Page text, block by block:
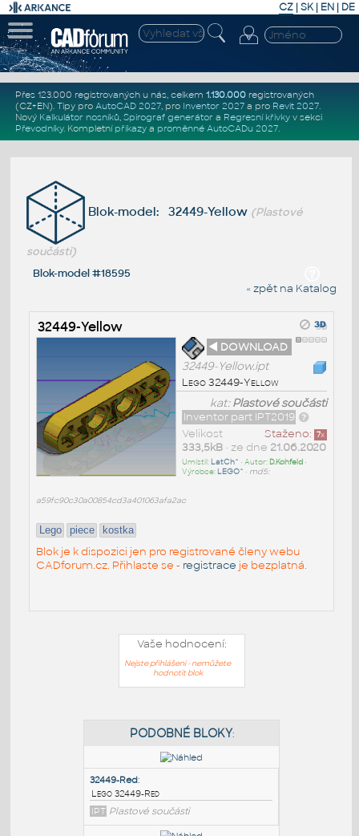
CZ | SK| EN | DE
Přes 123.000 registrovaných u nás, celkem 1.130.000registrovaných
(CZ+EN). Tipy pro AutoCAD 2027, pro Inventor 2027a pro Revit 2027.
Nový Kalkulátor nosníků, Spirograf generátor a Regresní křivkyv sekci
Převodníky. Kompletní příkazya proměnné AutoCADu 2027.
Blok-model: 32449-Yellow (Plastové
součásti)
Blok-model #18595
« zpět na Katalog
32449-Yellow
◄ DOWNLOAD
32449-Yellow.ipt
Lego 32449-Yellow
kat:Plastové součásti
Inventor part IPT2019
Staženo: 7x
Velikost
333,5kB• ze dne 21.06.2020
Umístil: LatCh^ • Autor: D.Kohfeld•
Výrobce: LEGO^ • md5:
a59fc90c30a00854cd3a401063afa2ac
Lego piece kostka
Blok je k dispozici jen pro registrované členy webu
CADforum.cz. Přihlaste se - registrace je bezplatná.
Vaše hodnocení:
Nejste přihlášeni - nemůžete
hodnotit blok